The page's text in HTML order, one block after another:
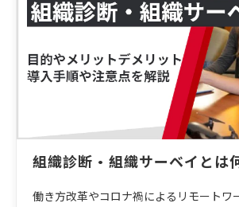
組織診断・組織サーベイとは
働き方改革やコロナ禍によるリモートワ